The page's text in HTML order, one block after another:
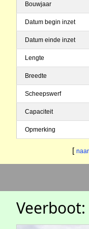
Bouwjaar
Datum begin inzet
Datum einde inzet
Lengte
Breedte
Scheepswerf
Capaciteit
Opmerking
[